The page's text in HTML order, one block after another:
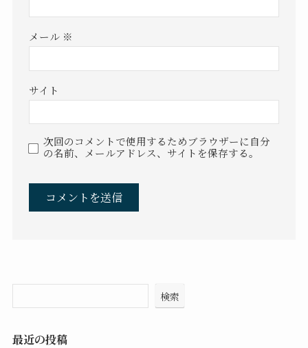
メール ※
サイト
次回のコメントで使用するためブラウザーに自分
の名前、メールアドレス、サイトを保存する。
検索
最近の投稿